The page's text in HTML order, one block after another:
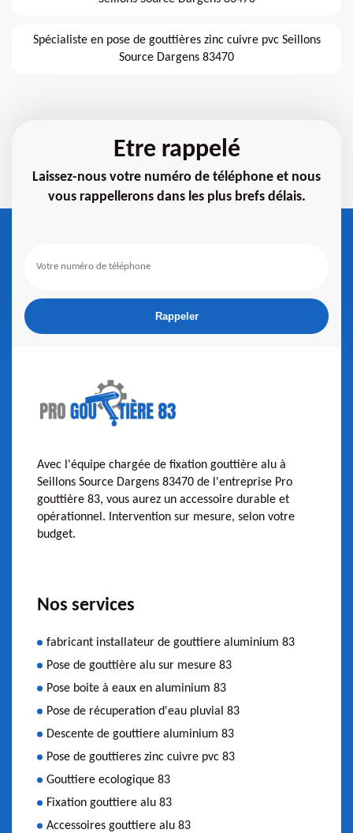
Spécialiste en pose de gouttières zinc cuivre pvc Seillons
Source Dargens 83470
Etre rappelé
Laissez-nous votre numéro de téléphone et nous
vous rappellerons dans les plus brefs délais.
Avec l'équipe chargée de fixation gouttière alu à
Seillons Source Dargens 83470 de l'entreprise Pro
gouttière 83, vous aurez un accessoire durable et
opérationnel. Intervention sur mesure, selon votre
budget.
Nos services
fabricant installateur de gouttiere aluminium 83
Pose de gouttière alu sur mesure 83
Pose boite à eaux en aluminium 83
Pose de récuperation d'eau pluvial 83
Descente de gouttiere aluminium 83
Pose de gouttieres zinc cuivre pvc 83
Gouttiere ecologique 83
Fixation gouttiere alu 83
Accessoires gouttiere alu 83